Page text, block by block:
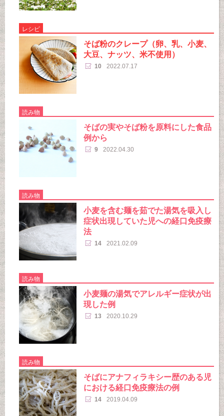
レシピ
そば粉のクレープ（卵、乳、小麦、
大豆、ナッツ、米不使用）
10 2022.07.17
読み物
そばの実やそば粉を原料にした食品
例から
9 2022.04.30
読み物
小麦を含む麺を茹でた湯気を吸入し
症状出現していた児への経口免疫療
法
14 2021.02.09
読み物
小麦麺の湯気でアレルギー症状が出
現した例
13 2020.10.29
読み物
そばにアナフィラキシー歴のある児
における経口免疫療法の例
14 2019.04.09